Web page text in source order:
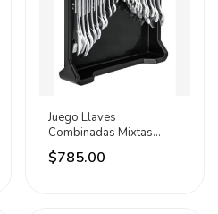
Juego Llaves
Combinadas Mixtas
22pz Acabado Pulido
Pretul Plateado
$785.00